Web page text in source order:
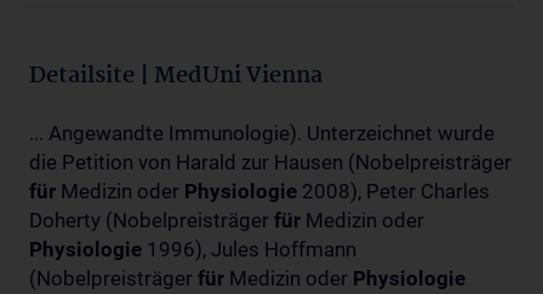
Detailsite | MedUni Vienna
... Angewandte Immunologie). Unterzeichnet wurde
die Petition von Harald zur Hausen (Nobelpreisträger
für Medizin oder Physiologie 2008), Peter Charles
Doherty (Nobelpreisträger für Medizin oder
Physiologie 1996), Jules Hoffmann
(Nobelpreisträger für Medizin oder Physiologie